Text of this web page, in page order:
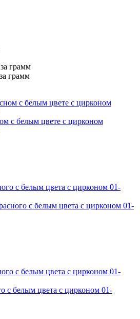
грамм
грамм
с белым цвете с цирконом
с белым цвета с цирконом 01-
с белым цвета с цирконом 01-